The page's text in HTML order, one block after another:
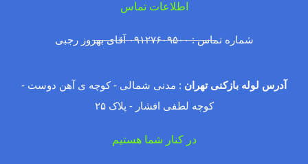
اطلاعات تماس
شماره تماس : ۰۹۱۲۷۶۰۹۵۰۰ آقای بهروز رجبی
آدرس لوله بازکنی تهران : مدنی شمالی - کوچه ی آهن دوست -
کوچه لطفی افشار - پلاک ۲۵
در کنار شما هستیم